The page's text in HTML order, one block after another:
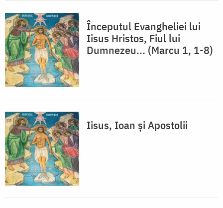
Începutul Evangheliei lui
Iisus Hristos, Fiul lui
Dumnezeu... (Marcu 1, 1-8)
Iisus, Ioan și Apostolii